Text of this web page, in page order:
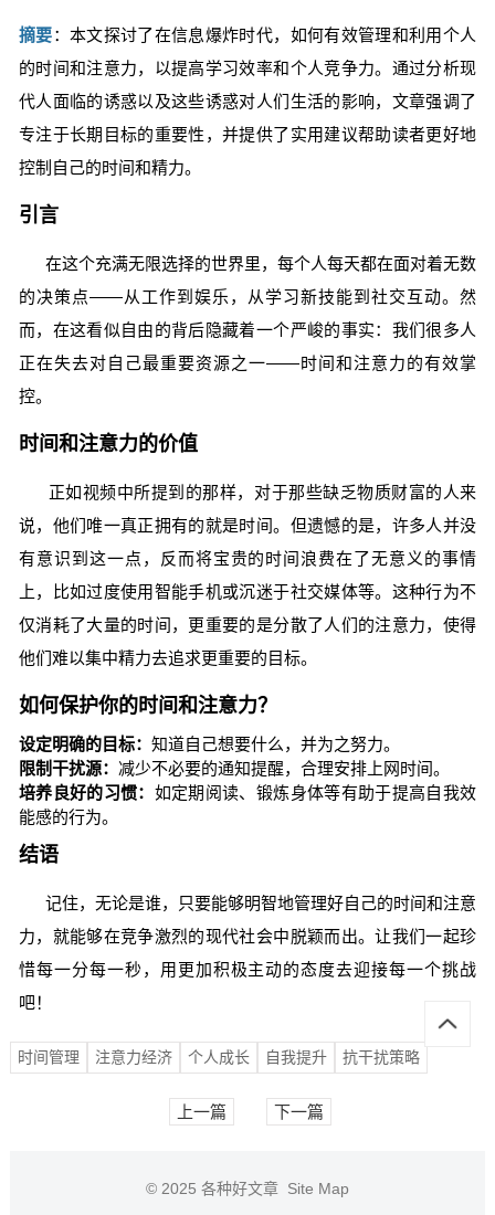
摘要：本文探讨了在信息爆炸时代，如何有效管理和利用个人
的时间和注意力，以提高学习效率和个人竞争力。通过分析现
代人面临的诱惑以及这些诱惑对人们生活的影响，文章强调了
专注于长期目标的重要性，并提供了实用建议帮助读者更好地
控制自己的时间和精力。
引言
在这个充满无限选择的世界里，每个人每天都在面对着无数
的决策点——从工作到娱乐，从学习新技能到社交互动。然
而，在这看似自由的背后隐藏着一个严峻的事实：我们很多人
正在失去对自己最重要资源之一——时间和注意力的有效掌
控。
时间和注意力的价值
正如视频中所提到的那样，对于那些缺乏物质财富的人来
说，他们唯一真正拥有的就是时间。但遗憾的是，许多人并没
有意识到这一点，反而将宝贵的时间浪费在了无意义的事情
上，比如过度使用智能手机或沉迷于社交媒体等。这种行为不
仅消耗了大量的时间，更重要的是分散了人们的注意力，使得
他们难以集中精力去追求更重要的目标。
如何保护你的时间和注意力？
设定明确的目标： 知道自己想要什么，并为之努力。
限制干扰源： 减少不必要的通知提醒，合理安排上网时间。
培养良好的习惯： 如定期阅读、锻炼身体等有助于提高自我效
能感的行为。
结语
记住，无论是谁，只要能够明智地管理好自己的时间和注意
力，就能够在竞争激烈的现代社会中脱颖而出。让我们一起珍
惜每一分每一秒，用更加积极主动的态度去迎接每一个挑战
吧！
时间管理 注意力经济 个人成长 自我提升 抗干扰策略
上一篇 下一篇
© 2025 各种好文章 Site Map